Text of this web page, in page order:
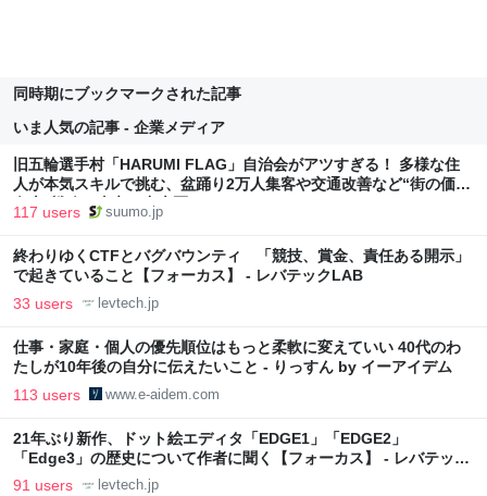
同時期にブックマークされた記事
いま人気の記事 - 企業メディア
旧五輪選手村「HARUMI FLAG」自治会がアツすぎる！ 多様な住
人が本気スキルで挑む、盆踊り2万人集客や交通改善など“街の価値
向上”戦略 東京・中央区
117 users suumo.jp
終わりゆくCTFとバグバウンティ 「競技、賞金、責任ある開示」
で起きていること【フォーカス】 - レバテックLAB
33 users levtech.jp
仕事・家庭・個人の優先順位はもっと柔軟に変えていい 40代のわ
たしが10年後の自分に伝えたいこと - りっすん by イーアイデム
113 users www.e-aidem.com
21年ぶり新作、ドット絵エディタ「EDGE1」「EDGE2」
「Edge3」の歴史について作者に聞く【フォーカス】 - レバテック
LAB
91 users levtech.jp